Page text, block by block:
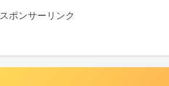
スポンサーリンク